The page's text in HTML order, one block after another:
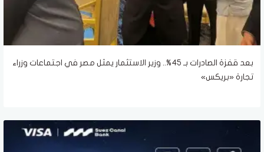
بعد قفزة الصادرات بـ 45%.. وزير الاستثمار يمثل مصر في اجتماعات وزراء
تجارة «بريكس»